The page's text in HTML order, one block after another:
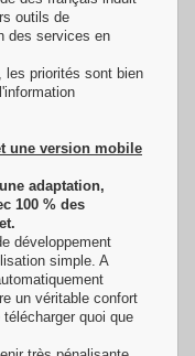
outils de
des services en
les priorités sont bien
une version mobile
adaptation,
100 % des
développement
simple. A
un véritable confort
quoi que